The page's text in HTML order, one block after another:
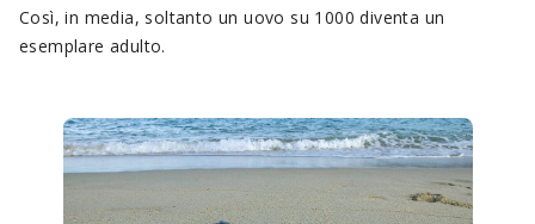
Così, in media, soltanto un uovo su 1000 diventa un
esemplare adulto.